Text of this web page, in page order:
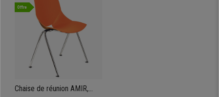
Offre
Chaise de réunion AMIR,